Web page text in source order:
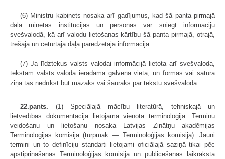
(6) Ministru kabinets nosaka arī gadījumus, kad šā panta pirmajā
daļā minētās institūcijas un personas var sniegt informāciju
svešvalodā, kā arī valodu lietošanas kārtību šā panta pirmajā, otrajā,
trešajā un ceturtajā daļā paredzētajā informācijā.
(7) Ja līdztekus valsts valodai informācijā lietota arī svešvaloda,
tekstam valsts valodā ierādāma galvenā vieta, un formas vai satura
ziņā tas nedrīkst būt mazāks vai šaurāks par tekstu svešvalodā.
22.pants. (1) Speciālajā mācību literatūrā, tehniskajā un
lietvedības dokumentācijā lietojama vienota terminoloģija. Terminu
veidošanu un lietošanu nosaka Latvijas Zinātņu akadēmijas
Terminoloģijas komisija (turpmāk — Terminoloģijas komisija). Jauni
termini un to definīciju standarti lietojami oficiālajā saziņā tikai pēc
apstiprināšanas Terminoloģijas komisijā un publicēšanas laikrakstā